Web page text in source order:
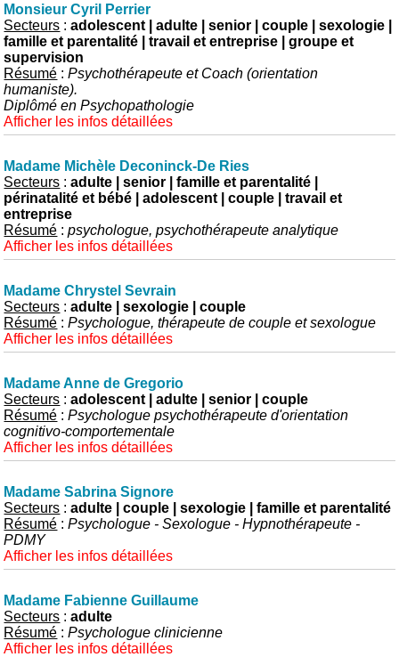
Monsieur Cyril Perrier
Secteurs :adolescent | adulte | senior | couple | sexologie |
famille et parentalité | travail et entreprise | groupe et
supervision
Résumé :Psychothérapeute et Coach (orientation
humaniste).
Diplômé en Psychopathologie
Afficher les infos détaillées
Madame Michèle Deconinck-De Ries
Secteurs :adulte | senior | famille et parentalité |
périnatalité et bébé | adolescent | couple | travail et
entreprise
Résumé :psychologue, psychothérapeute analytique
Afficher les infos détaillées
Madame Chrystel Sevrain
Secteurs :adulte | sexologie | couple
Résumé :Psychologue, thérapeute de couple et sexologue
Afficher les infos détaillées
Madame Anne de Gregorio
Secteurs :adolescent | adulte | senior | couple
Résumé :Psychologue psychothérapeute d'orientation
cognitivo-comportementale
Afficher les infos détaillées
Madame Sabrina Signore
Secteurs :adulte | couple | sexologie | famille et parentalité
Résumé :Psychologue - Sexologue - Hypnothérapeute -
PDMY
Afficher les infos détaillées
Madame Fabienne Guillaume
Secteurs :adulte
Résumé :Psychologue clinicienne
Afficher les infos détaillées